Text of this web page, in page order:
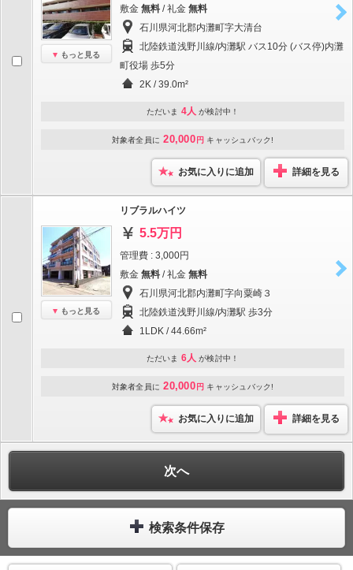
もっと見る
敷金 無料 / 礼金 無料
石川県河北郡内灘町字大清台
北陸鉄道浅野川線/内灘駅 バス10分 (バス停)内灘
町役場 歩5分
2K / 39.0m²
ただいま 4人 が検討中！
対象者全員に 20,000 円 キャッシュバック!
お気に入りに追加 詳細を見る
もっと見る
リブラルハイツ
5.5万円
管理費 : 3,000円
敷金 無料 / 礼金 無料
石川県河北郡内灘町字向粟崎３
北陸鉄道浅野川線/内灘駅 歩3分
1LDK / 44.66m²
ただいま 6人 が検討中！
対象者全員に 20,000 円 キャッシュバック!
お気に入りに追加 詳細を見る
次へ
検索条件保存